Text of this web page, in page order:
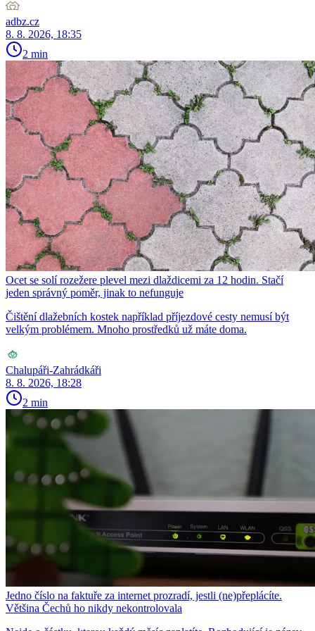
adbz.cz
8. 8. 2026, 18:35
2 min
Ocet se solí rozežere plevel mezi dlaždicemi za 12 hodin. Stačí
jeden správný poměr, jinak to nefunguje
Čištění dlažebních kostek například příjezdové cesty nemusí být
velkým problémem. Mnoho prostředků už máte doma.
Chalupáři-Zahrádkáři
8. 8. 2026, 18:28
2 min
Jedno číslo na faktuře za internet prozradí, jestli (ne)přeplácíte.
Většina Čechů ho nikdy nekontrolovala